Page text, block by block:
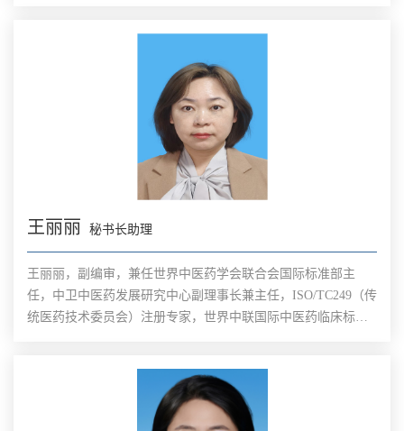
王丽丽 秘书长助理
王丽丽，副编审，兼任世界中医药学会联合会国际标准部主
任，中卫中医药发展研究中心副理事长兼主任，ISO/TC249（传
统医药技术委员会）注册专家，世界中联国际中医药临床标准
一起草人和主要起草人起草标准二十余部；担任主编、撰写、